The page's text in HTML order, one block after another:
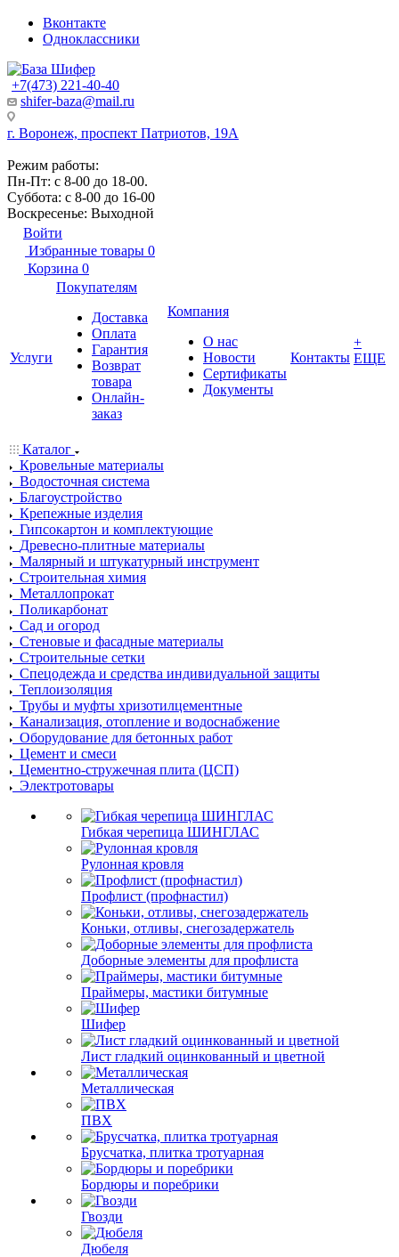
Вконтакте
Одноклассники
+7(473) 221-40-40
shifer-baza@mail.ru
г. Воронеж, проспект Патриотов, 19А
Режим работы:
Пн-Пт: с 8-00 до 18-00.
Суббота: с 8-00 до 16-00
Воскресенье: Выходной
Войти
Избранные товары 0
Корзина 0
Услуги
Покупателям
Доставка
Оплата
Гарантия
Возврат
товара
Онлайн-
заказ
Компания
О нас
Новости
Сертификаты
Документы
Контакты
+
ЕЩЕ
Каталог
Кровельные материалы
Водосточная система
Благоустройство
Крепежные изделия
Гипсокартон и комплектующие
Древесно-плитные материалы
Малярный и штукатурный инструмент
Строительная химия
Металлопрокат
Поликарбонат
Сад и огород
Стеновые и фасадные материалы
Строительные сетки
Спецодежда и средства индивидуальной защиты
Теплоизоляция
Трубы и муфты хризотилцементные
Канализация, отопление и водоснабжение
Оборудование для бетонных работ
Цемент и смеси
Цементно-стружечная плита (ЦСП)
Электротовары
Гибкая черепица ШИНГЛАС
Рулонная кровля
Профлист (профнастил)
Коньки, отливы, снегозадержатель
Доборные элементы для профлиста
Праймеры, мастики битумные
Шифер
Лист гладкий оцинкованный и цветной
Металлическая
ПВХ
Брусчатка, плитка тротуарная
Бордюры и поребрики
Гвозди
Дюбеля